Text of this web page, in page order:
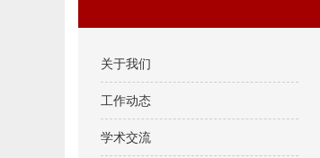
关于我们
工作动态
学术交流